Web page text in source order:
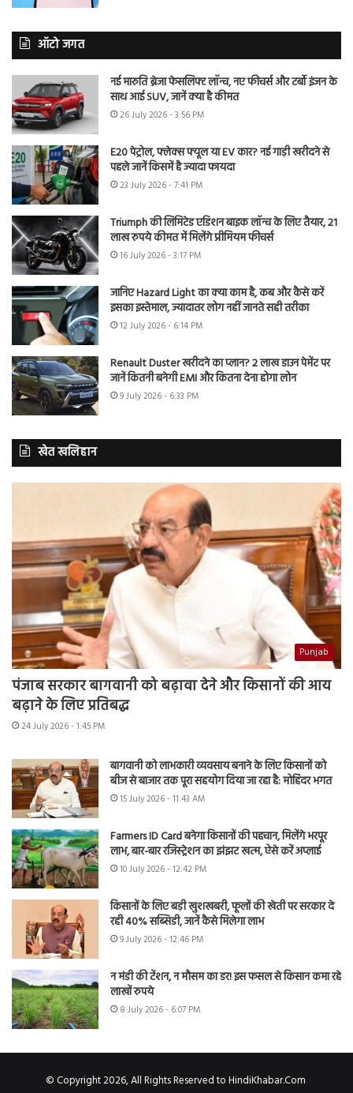
ऑटो जगत
नई मारुति ब्रेजा फेसलिफ्ट लॉन्च, नए फीचर्स और टर्बो इंजन के
साथ आई SUV, जानें क्या है कीमत
26 July 2026 - 3:56 PM
E20 पेट्रोल, फ्लेक्स फ्यूल या EV कार? नई गाड़ी खरीदने से
पहले जानें किसमें है ज्यादा फायदा
23 July 2026 - 7:41 PM
Triumph की लिमिटेड एडिशन बाइक लॉन्च के लिए तैयार, 21
लाख रुपये कीमत में मिलेंगे प्रीमियम फीचर्स
16 July 2026 - 3:17 PM
जानिए Hazard Light का क्या काम है, कब और कैसे करें
इसका इस्तेमाल, ज्यादातर लोग नहीं जानते सही तरीका
12 July 2026 - 6:14 PM
Renault Duster खरीदने का प्लान? 2 लाख डाउन पेमेंट पर
जानें कितनी बनेगी EMI और कितना देना होगा लोन
9 July 2026 - 6:33 PM
खेत खलिहान
Punjab
पंजाब सरकार बागवानी को बढ़ावा देने और किसानों की आय
बढ़ाने के लिए प्रतिबद्ध
24 July 2026 - 1:45 PM
बागवानी को लाभकारी व्यवसाय बनाने के लिए किसानों को
बीज से बाजार तक पूरा सहयोग दिया जा रहा है: मोहिंदर भगत
15 July 2026 - 11:43 AM
Farmers ID Card बनेगा किसानों की पहचान, मिलेंगे भरपूर
लाभ, बार-बार रजिस्ट्रेशन का झंझट खत्म, ऐसे करें अप्लाई
10 July 2026 - 12:42 PM
किसानों के लिए बड़ी खुशखबरी, फूलों की खेती पर सरकार दे
रही 40% सब्सिडी, जानें कैसे मिलेगा लाभ
9 July 2026 - 12:46 PM
न मंडी की टेंशन, न मौसम का डर! इस फसल से किसान कमा रहे
लाखों रुपये
8 July 2026 - 6:07 PM
© Copyright 2026, All Rights Reserved to HindiKhabar.Com